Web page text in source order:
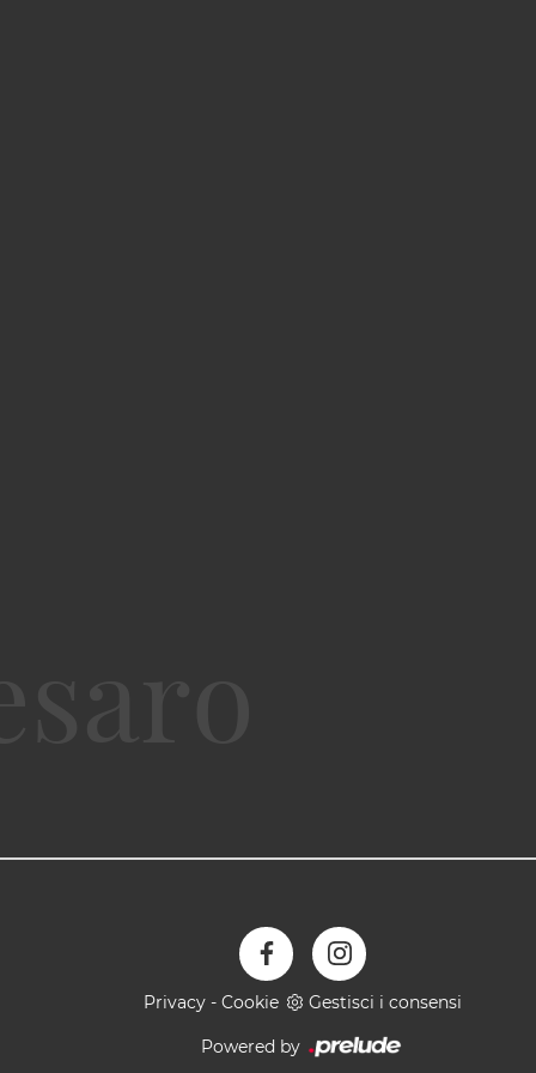
Privacy - Cookie Gestisci i consensi
Powered by